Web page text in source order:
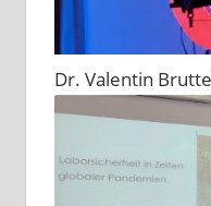
Dr. Valentin